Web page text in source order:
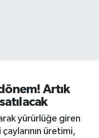
Artık
yürürlüğe giren
üretimi,
Fikstür